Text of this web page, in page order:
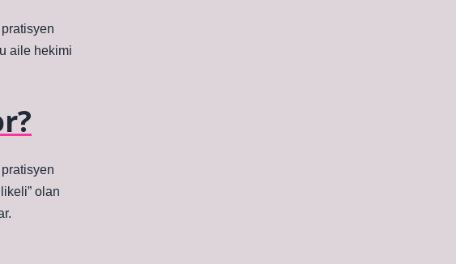
pratisyen
aile hekimi
pratisyen
olan